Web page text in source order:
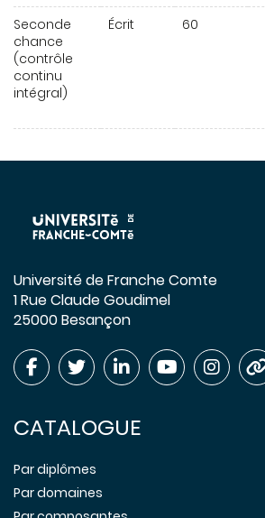
Seconde
chance
(contrôle
continu
intégral)
Écrit 60
Université de Franche Comte
1 Rue Claude Goudimel
25000 Besançon
CATALOGUE
Par diplômes
Par domaines